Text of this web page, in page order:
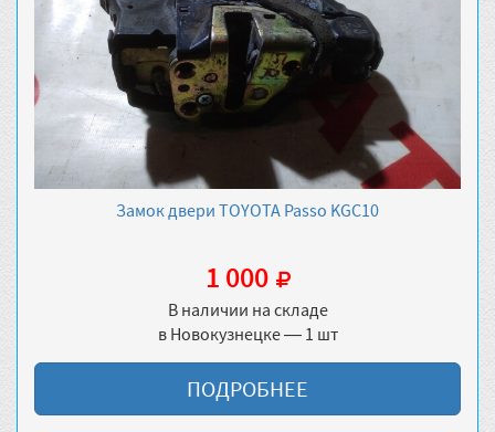
Замок двери TOYOTA Passo KGC10
1 000
В наличии на складе
в Новокузнецке — 1 шт
ПОДРОБНЕЕ